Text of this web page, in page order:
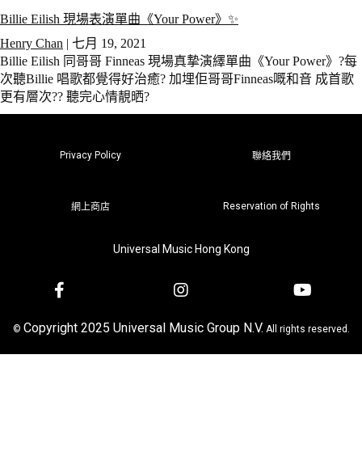
Billie Eilish 現場表演單曲《Your Power》✨
Henry Chan | 七月 19, 2021
Billie Eilish 同哥哥 Finneas 現場真摯演繹單曲《Your Power》?每
次聽Billie 唱歌都覺得好治癒? 加埋佢哥哥Finneas嘅和音 成首歌
更有層次?? 聽完心情靚晒?
Privacy Policy 聯絡我們
網上商店 Reservation of Rights
Universal Music Hong Kong
© Copyright 2025 Universal Music Group N.V. All rights reserved.